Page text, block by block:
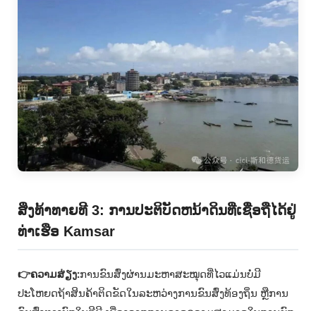
ສິ່ງທ້າທາຍທີ 3: ການປະຕິບັດຫນ້າດິນທີ່ເຊື່ອຖືໄດ້ຢູ່
ທ່າເຮືອ Kamsar
👉ຄວາມສ່ຽງ:ການຂົນສົ່ງຜ່ານມະຫາສະໝຸດທີ່ໄວແມ່ນບໍ່ມີ
ປະໂຫຍດຖ້າສິນຄ້າຕິດຂັດໃນລະຫວ່າງການຂົນສົ່ງທ້ອງຖິ່ນ ຫຼືການ